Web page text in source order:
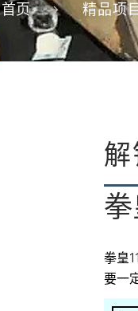
首页 精品项
拳皇
要一